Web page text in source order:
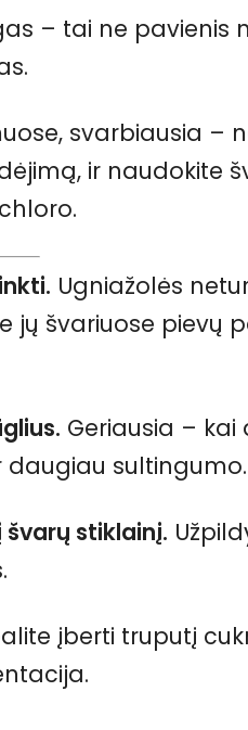
– tai ne pavienis
svarbiausia –
ir naudokite
Ugniažolės
jų švariuose pievų
Geriausia –
daugiau sultingumo.
stiklainį.
įberti truputį